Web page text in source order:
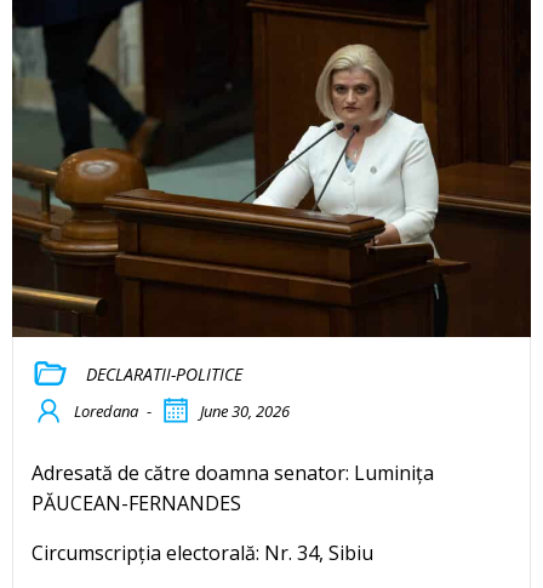
DECLARATII-POLITICE
Loredana - June 30, 2026
Adresată de către doamna senator: Luminița
PĂUCEAN-FERNANDES
Circumscripția electorală: Nr. 34, Sibiu